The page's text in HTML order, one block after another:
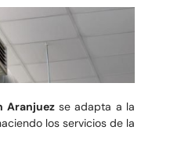
Aranjuezse adapta a la
los servicios de la